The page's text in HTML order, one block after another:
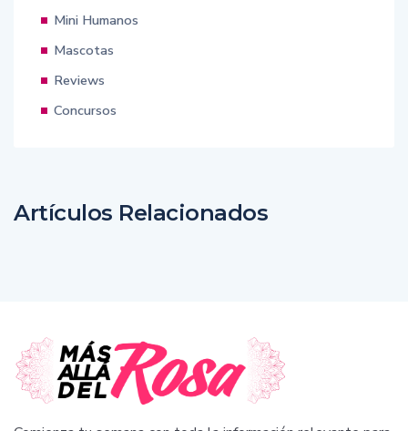
Mini Humanos
Mascotas
Reviews
Concursos
Artículos Relacionados